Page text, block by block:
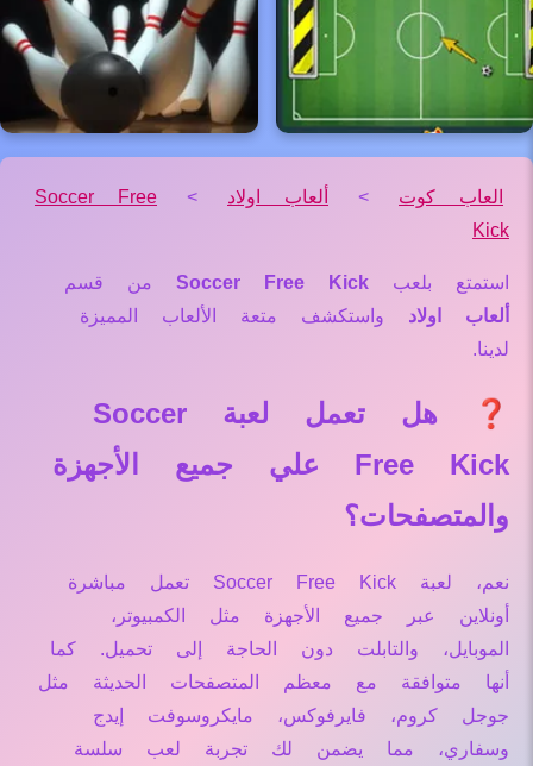
العاب كوت > ألعاب اولاد >
Soccer Free
Kick
استمتع بلعب Soccer Free Kick من قسم
ألعاب اولاد واستكشف متعة الألعاب المميزة
لدينا.
❓ هل تعمل لعبة Soccer
Free Kick علي جميع الأجهزة
والمتصفحات؟
نعم، لعبة Soccer Free Kick تعمل مباشرة
أونلاين عبر جميع الأجهزة مثل الكمبيوتر،
الموبايل، والتابلت دون الحاجة إلى تحميل. كما
أنها متوافقة مع معظم المتصفحات الحديثة مثل
جوجل كروم، فايرفوكس، مايكروسوفت إيدج
وسفاري، مما يضمن لك تجربة لعب سلسة